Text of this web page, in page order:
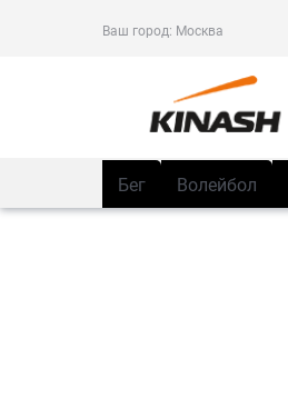
Ваш город: Москва
Бег Волейбол